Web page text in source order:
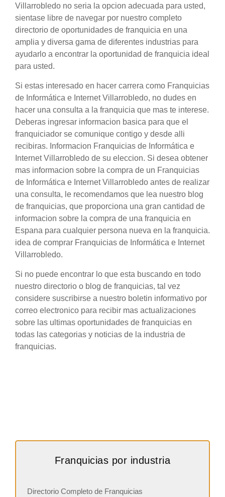
Villarrobledo no seria la opcion adecuada para usted,
sientase libre de navegar por nuestro completo
directorio de oportunidades de franquicia en una
amplia y diversa gama de diferentes industrias para
ayudarlo a encontrar la oportunidad de franquicia ideal
para usted.
Si estas interesado en hacer carrera como Franquicias
de Informática e Internet Villarrobledo, no dudes en
hacer una consulta a la franquicia que mas te interese.
Deberas ingresar informacion basica para que el
franquiciador se comunique contigo y desde alli
recibiras. Informacion Franquicias de Informática e
Internet Villarrobledo de su eleccion. Si desea obtener
mas informacion sobre la compra de un Franquicias
de Informática e Internet Villarrobledo antes de realizar
una consulta, le recomendamos que lea nuestro blog
de franquicias, que proporciona una gran cantidad de
informacion sobre la compra de una franquicia en
Espana para cualquier persona nueva en la franquicia.
idea de comprar Franquicias de Informática e Internet
Villarrobledo.
Si no puede encontrar lo que esta buscando en todo
nuestro directorio o blog de franquicias, tal vez
considere suscribirse a nuestro boletin informativo por
correo electronico para recibir mas actualizaciones
sobre las ultimas oportunidades de franquicias en
todas las categorias y noticias de la industria de
franquicias.
Franquicias por industria
Directorio Completo de Franquicias